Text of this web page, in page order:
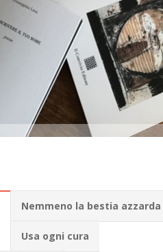
Nemmeno la bestia azzarda
Usa ogni cura